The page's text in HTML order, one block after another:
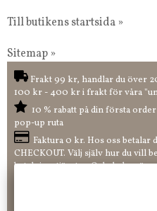
Till butikens startsida »
Sitemap »
Frakt 99 kr, handlar du över
100 kr - 400 kr i frakt för våra
10 % rabatt på din första
pop-up ruta
Faktura 0 kr. Hos oss betalar
CHECKOUT. Välj själv hur du vill
betalningstjänster. Och du kan